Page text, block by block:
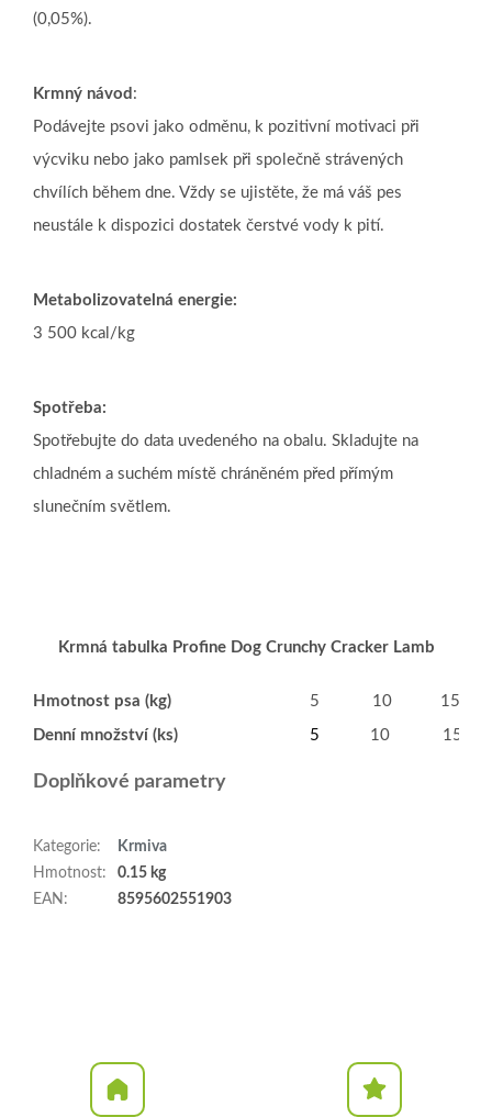
(0,05%).
Krmný návod :
Podávejte psovi jako odměnu, k pozitivní motivaci při
výcviku nebo jako pamlsek při společně strávených
chvílích během dne. Vždy se ujistěte, že má váš pes
neustále k dispozici dostatek čerstvé vody k pití.
Metabolizovatelná energie:
3 500 kcal/kg
Spotřeba:
Spotřebujte do data uvedeného na obalu. Skladujte na
chladném a suchém místě chráněném před přímým
slunečním světlem.
Krmná tabulka Profine Dog Crunchy Cracker Lamb
Hmotnost psa (kg) 5 10 15
Denní množství (ks) 5 10 15
Doplňkové parametry
Kategorie:
Krmiva
Hmotnost:
0.15 kg
EAN : 8595602551903